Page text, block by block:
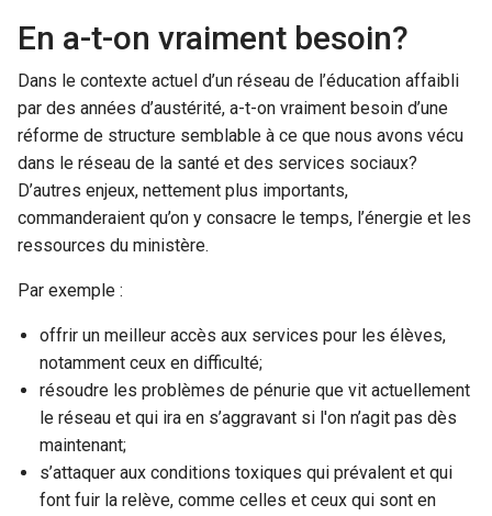
En a-t-on vraiment besoin?
Dans le contexte actuel d’un réseau de l’éducation affaibli
par des années d’austérité, a-t-on vraiment besoin d’une
réforme de structure semblable à ce que nous avons vécu
dans le réseau de la santé et des services sociaux?
D’autres enjeux, nettement plus importants,
commanderaient qu’on y consacre le temps, l’énergie et les
ressources du ministère.
Par exemple :
offrir un meilleur accès aux services pour les élèves,
notamment ceux en difficulté;
résoudre les problèmes de pénurie que vit actuellement
le réseau et qui ira en s’aggravant si l'on n’agit pas dès
maintenant;
s’attaquer aux conditions toxiques qui prévalent et qui
font fuir la relève, comme celles et ceux qui sont en